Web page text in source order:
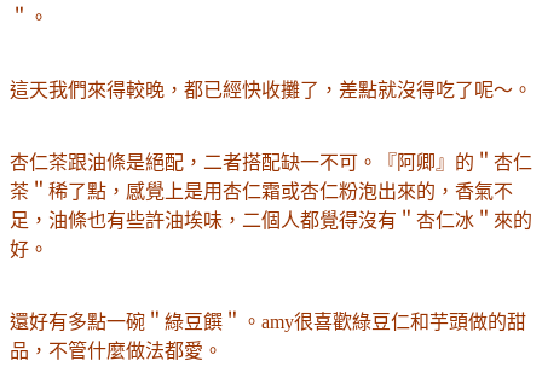
＂。
這天我們來得較晚，都已經快收攤了，差點就沒得吃了呢～。
杏仁茶跟油條是絕配，二者搭配缺一不可。『阿卿』的＂杏仁
茶＂稀了點，感覺上是用杏仁霜或杏仁粉泡出來的，香氣不
足，油條也有些許油埃味，二個人都覺得沒有＂杏仁冰＂來的
好。
還好有多點一碗＂綠豆饌＂。amy很喜歡綠豆仁和芋頭做的甜
品，不管什麼做法都愛。